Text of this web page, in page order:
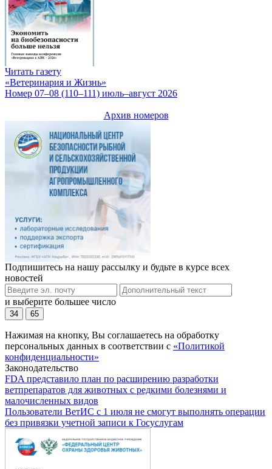
Читать газету
«Ветеринария и Жизнь»
Номер 07–08 (110–111) июль–август 2026
Архив номеров
Подпишитесь на нашу рассылку и будьте в курсе всех
новостей
и выберите большее число
34 65
Нажимая на кнопку, Вы соглашаетесь на обработку
персональных данных в соответствии с «Политикой
конфиденциальности»
Законодательство
FDA представило план по расширению разработки
ветпрепаратов для животных с редкими болезнями и
малочисленных видов
Пользователи ВетИС с 1 июля не смогут выполнять операции
без привязки учетной записи к Госуслугам